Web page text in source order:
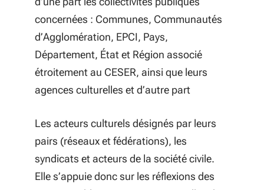
concernées : Communes, Communautés
d’Agglomération, EPCI, Pays,
Département, État et Région associé
étroitement au CESER, ainsi que leurs
agences culturelles et d’autre part
Les acteurs culturels désignés par leurs
pairs (réseaux et fédérations), les
syndicats et acteurs de la société civile.
Elle s’appuie donc sur les réflexions des